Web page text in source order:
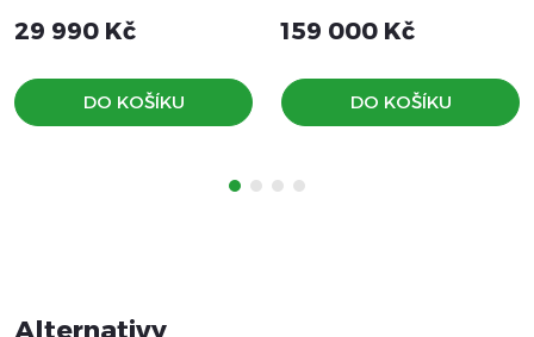
29 990 Kč
DO KOŠÍKU
159 000 Kč
DO KOŠÍKU